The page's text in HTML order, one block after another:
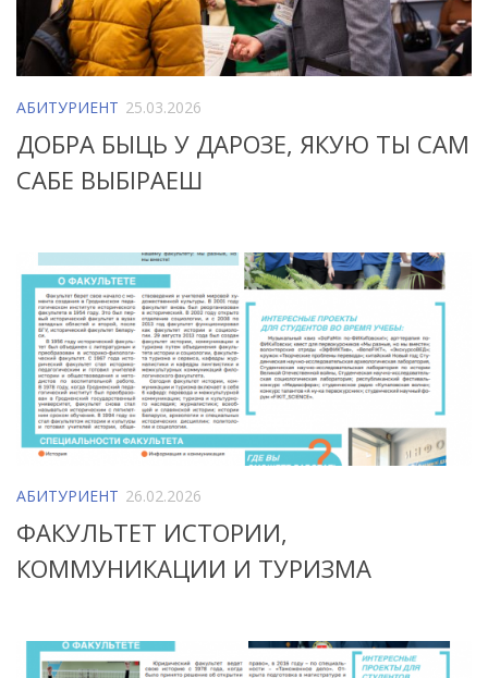
АБИТУРИЕНТ 25.03.2026
ДОБРА БЫЦЬ У ДАРОЗЕ, ЯКУЮ ТЫ САМ
САБЕ ВЫБІРАЕШ
АБИТУРИЕНТ 26.02.2026
ФАКУЛЬТЕТ ИСТОРИИ,
КОММУНИКАЦИИ И ТУРИЗМА